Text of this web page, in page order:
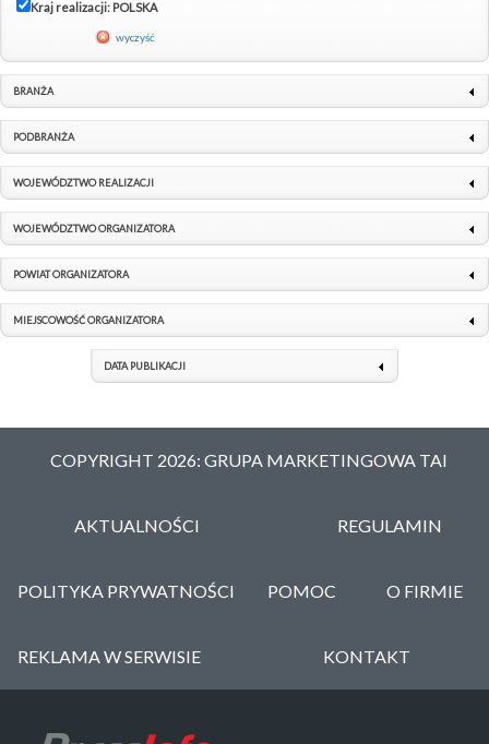
Kraj realizacji: POLSKA
wyczyść
BRANŻA
PODBRANŻA
WOJEWÓDZTWO REALIZACJI
WOJEWÓDZTWO ORGANIZATORA
POWIAT ORGANIZATORA
MIEJSCOWOŚĆ ORGANIZATORA
DATA PUBLIKACJI
COPYRIGHT 2026: GRUPA MARKETINGOWA TAI
AKTUALNOŚCI REGULAMIN
POLITYKA PRYWATNOŚCI POMOC O FIRMIE
REKLAMA W SERWISIE KONTAKT